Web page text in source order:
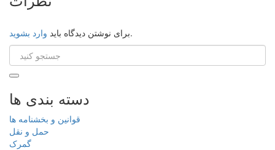
برای نوشتن دیدگاه باید وارد بشوید .
دسته بندی ها
قوانین و بخشنامه ها
حمل و نقل
گمرک